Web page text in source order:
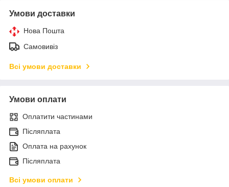
Умови доставки
Нова Пошта
Самовивіз
Всі умови доставки
Умови оплати
Оплатити частинами
Післяплата
Оплата на рахунок
Післяплата
Всі умови оплати